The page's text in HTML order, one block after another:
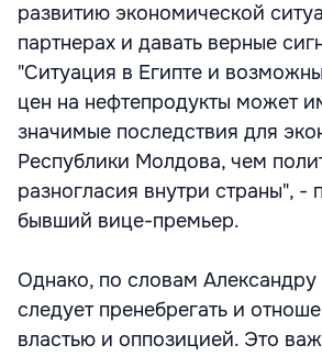
развитию экономической
партнерах и давать верные
"Ситуация в Египте и
цен на нефтепродукты может
значимые последствия для
Республики Молдова, чем
разногласия внутри страны", -
бывший вице-премьер.
Однако, по словам
следует пренебрегать и
властью и оппозицией. Это